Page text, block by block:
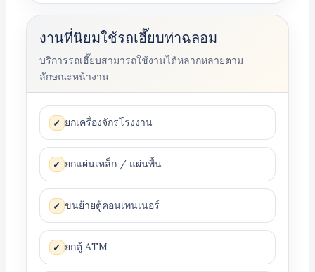
งานที่นิยมใช้รถเฮี๊ยบท่าฉลอม
บริการรถเฮี๊ยบสามารถใช้งานได้หลากหลายตาม
ลักษณะหน้างาน
✓ ยกเครื่องจักรโรงงาน
✓ ยกแผ่นเหล็ก / แผ่นพื้น
✓ ขนย้ายตู้คอนเทนเนอร์
✓ ยกตู้ ATM